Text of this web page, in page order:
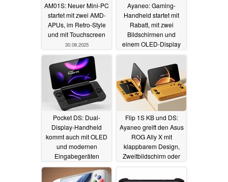
AM01S: Neuer Mini-PC
startet mit zwei AMD-
APUs, im Retro-Style
und mit Touchscreen
30.08.2025
Ayaneo: Gaming-
Handheld startet mit
Rabatt, mit zwei
Bildschirmen und
einem OLED-Display
18.08.2025
Pocket DS: Dual-
Display-Handheld
kommt auch mit OLED
und modernen
Eingabegeräten
29.07.2025
Flip 1S KB und DS:
Ayaneo greift den Asus
ROG Ally X mit
klappbarem Design,
Zweitbildschirm oder